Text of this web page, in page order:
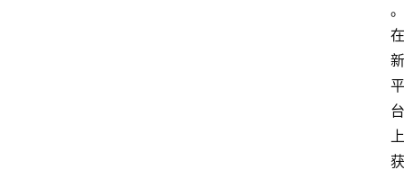
。
在
新
平
台
上
获